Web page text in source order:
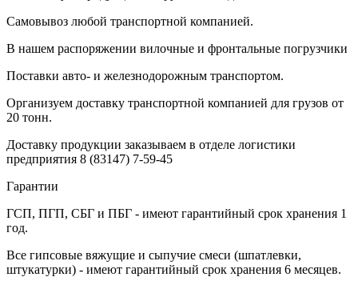
Самовывоз любой транспортной компанией.
В нашем распоряжении вилочные и фронтальные погрузчики
Поставки авто- и железнодорожным транспортом.
Организуем доставку транспортной компанией для грузов от
20 тонн.
Доставку продукции заказываем в отделе логистики
предприятия 8 (83147) 7-59-45
Гарантии
ГСП, ПГП, СБГ и ПБГ - имеют гарантийный срок хранения 1
год.
Все гипсовые вяжущие и сыпучие смеси (шпатлевки,
штукатурки) - имеют гарантийный срок хранения 6 месяцев.